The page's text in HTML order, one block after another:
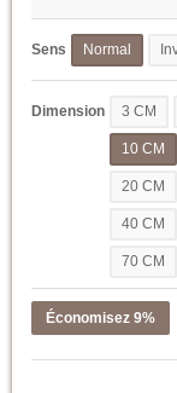
Sens Normal
Dimension 3 CM
10 CM
20 CM
40 CM
70 CM
Économisez 9%